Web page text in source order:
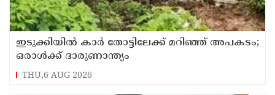
ഇടുക്കിയിൽ കാർ തോട്ടിലേക്ക് മറിഞ്ഞ് അപകടം;
ഒരാൾക്ക് ദാരുണാന്ത്യം
THU,6 AUG 2026